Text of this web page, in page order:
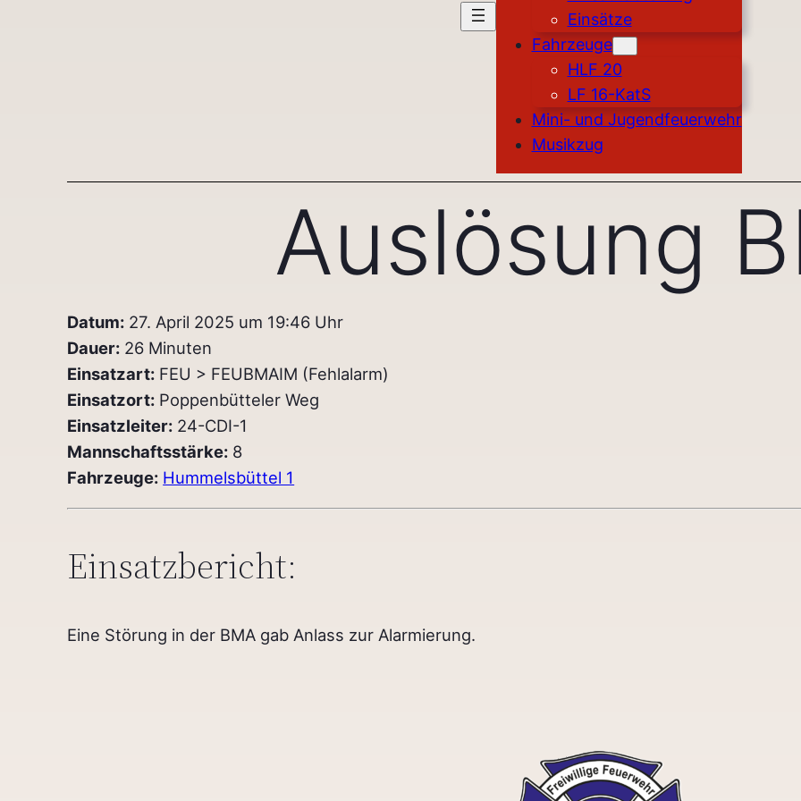
Einsätze
Fahrzeuge
HLF 20
LF 16-KatS
Mini- und Jugendfeuerwehr
Musikzug
Auslösung
Datum: 27. April 2025 um 19:46 Uhr
Dauer: 26 Minuten
Einsatzart: FEU > FEUBMAIM (Fehlalarm)
Einsatzort: Poppenbütteler Weg
Einsatzleiter: 24-CDI-1
Mannschaftsstärke: 8
Fahrzeuge: Hummelsbüttel 1
Einsatzbericht:
Eine Störung in der BMA gab Anlass zur Alarmierung.